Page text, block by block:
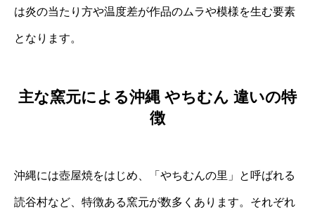
は炎の当たり方や温度差が作品のムラや模様を生む要素
となります。
主な窯元による沖縄 やちむん 違いの特
徴
沖縄には壺屋焼をはじめ、「やちむんの里」と呼ばれる
読谷村など、特徴ある窯元が数多くあります。それぞれ